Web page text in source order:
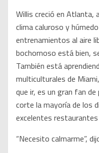
Willis creció en Atlanta,
clima caluroso y
entrenamientos al aire
bochornoso está bien,
También está
multiculturales de
que ir, es un gran fan
corte la mayoría de los
excelentes restaurantes
“Necesito calmarme”,